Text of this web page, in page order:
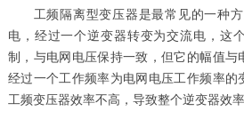
工频隔离型变压器是最常见的一种方
电，经过一个逆变器转变为交流电，这
制，与电网电压保持一致，但它的幅值与
经过一个工作频率为电网电压工作频率的
工频变压器效率不高，导致整个逆变器效率